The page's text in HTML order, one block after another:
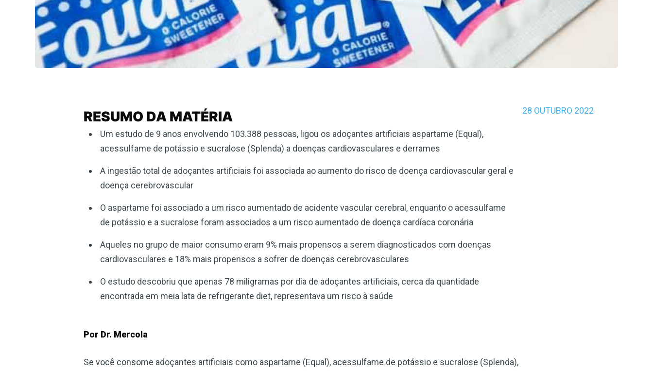
28 OUTUBRO 2022
RESUMO DA MATÉRIA
Um estudo de 9 anos envolvendo 103.388 pessoas, ligou os adoçantes artificiais aspartame (Equal),
acessulfame de potássio e sucralose (Splenda) a doenças cardiovasculares e derrames
A ingestão total de adoçantes artificiais foi associada ao aumento do risco de doença cardiovascular geral e
doença cerebrovascular
O aspartame foi associado a um risco aumentado de acidente vascular cerebral, enquanto o acessulfame
de potássio e a sucralose foram associados a um risco aumentado de doença cardíaca coronária
Aqueles no grupo de maior consumo eram 9% mais propensos a serem diagnosticados com doenças
cardiovasculares e 18% mais propensos a sofrer de doenças cerebrovasculares
O estudo descobriu que apenas 78 miligramas por dia de adoçantes artificiais, cerca da quantidade
encontrada em meia lata de refrigerante diet, representava um risco à saúde
Por Dr. Mercola
Se você consome adoçantes artificiais como aspartame (Equal), acessulfame de potássio e sucralose (Splenda),